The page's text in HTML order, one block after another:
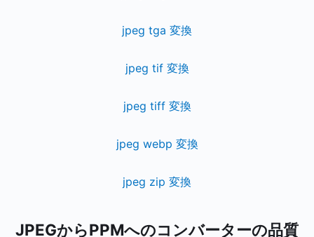
jpeg tga 変換
jpeg tif 変換
jpeg tiff 変換
jpeg webp 変換
jpeg zip 変換
JPEGからPPMへのコンバーターの品質